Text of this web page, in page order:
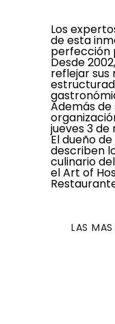
Los
de esta
perfección
Desde
reflejar sus
Además
jueves 3
El dueño
describen
culinario
el Art of
LAS MAS